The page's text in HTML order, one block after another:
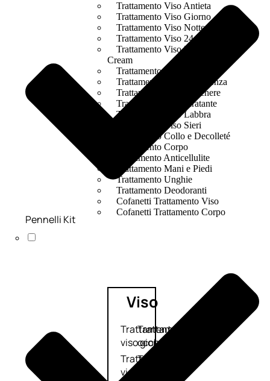
Trattamento Viso Antieta
Trattamento Viso Giorno
Trattamento Viso Notte
Trattamento Viso 24 Ore
Trattamento Viso Bb E Cc
Cream
Trattamento Viso Occhi
Trattamento Viso Detergenza
Trattamento Viso Maschere
Trattamento Viso Idratante
Trattamento Viso Labbra
Trattamento Viso Sieri
Trattamento Collo e Decolleté
Trattamento Corpo
Trattamento Anticellulite
Trattamento Mani e Piedi
Trattamento Unghie
Trattamento Deodoranti
Cofanetti Trattamento Viso
Cofanetti Trattamento Corpo
Viso
Trattamento
viso giorno
Trattamento
viso notte
Trattamento
occhi
Trattamento
Pennelli Kit